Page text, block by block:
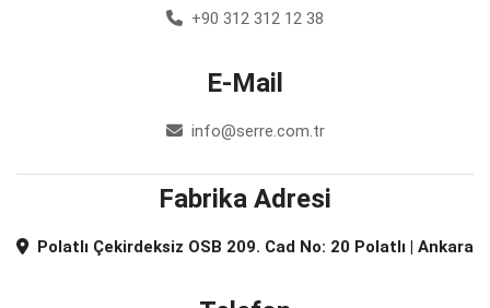
+90 312 312 12 38
E-Mail
info@serre.com.tr
Fabrika Adresi
Polatlı Çekirdeksiz OSB 209. Cad No: 20 Polatlı | Ankara